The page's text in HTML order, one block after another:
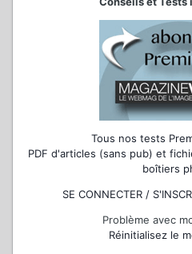
Tous nos tests
PDF d'articles (sans pub) et
boîtiers
SE CONNECTER /
Problème avec
Réinitialisez le